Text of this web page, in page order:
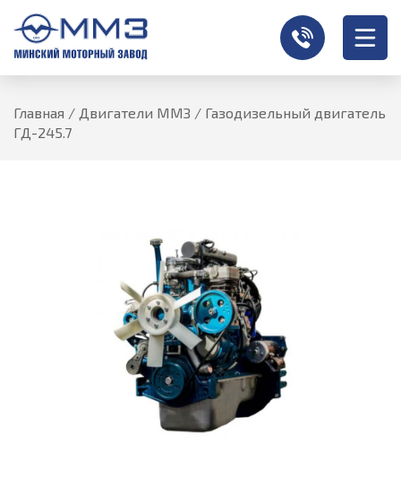
Главная / Двигатели ММЗ / Газодизельный двигатель
ГД-245.7